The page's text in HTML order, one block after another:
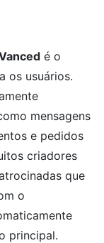
é o
os usuários.
mensagens
e pedidos
criadores
que
o
principal.